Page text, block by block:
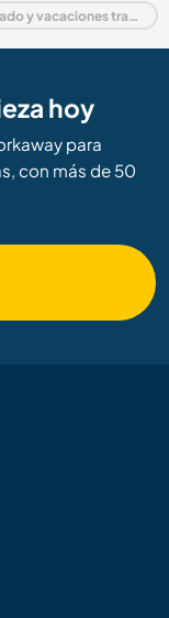
Última hora Alojamiento con familias, voluntariado y vacaciones trabajando en Francia
hoy
para
con más de 50